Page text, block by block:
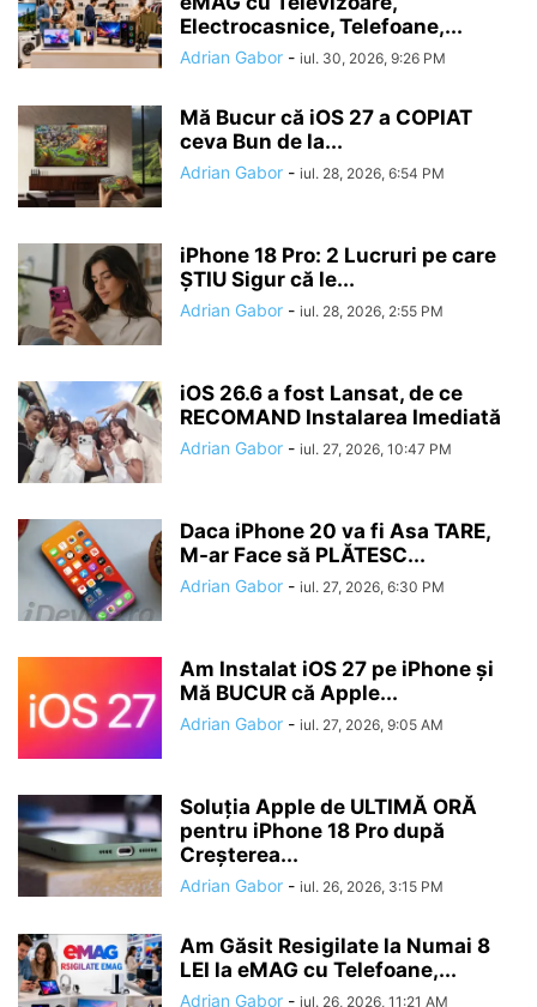
Electrocasnice, Telefoane,...
Adrian Gabor - iul. 30, 2026, 9:26 PM
Mă Bucur că iOS 27 a COPIAT
ceva Bun de la...
Adrian Gabor - iul. 28, 2026, 6:54 PM
iPhone 18 Pro: 2 Lucruri pe care
ȘTIU Sigur că le...
Adrian Gabor - iul. 28, 2026, 2:55 PM
iOS 26.6 a fost Lansat, de ce
RECOMAND Instalarea Imediată
Adrian Gabor - iul. 27, 2026, 10:47 PM
Daca iPhone 20 va fi Asa TARE,
M-ar Face să PLĂTESC...
Adrian Gabor - iul. 27, 2026, 6:30 PM
Am Instalat iOS 27 pe iPhone și
Mă BUCUR că Apple...
Adrian Gabor - iul. 27, 2026, 9:05 AM
Soluția Apple de ULTIMĂ ORĂ
pentru iPhone 18 Pro după
Creșterea...
Adrian Gabor - iul. 26, 2026, 3:15 PM
Am Găsit Resigilate la Numai 8
LEI la eMAG cu Telefoane,...
Adrian Gabor - iul. 26, 2026, 11:21 AM